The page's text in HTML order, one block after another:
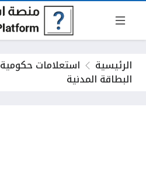
الرئيسية استعلامات حكومية
البطاقة المدنية